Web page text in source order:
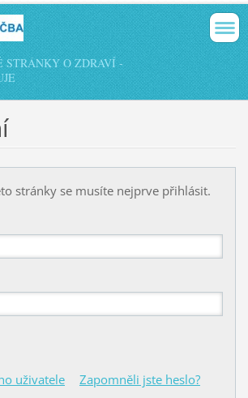
STRÁNKY O ZDRAVÍ -
stránky se musíte nejprve přihlásit.
uživatele Zapomněli jste heslo?